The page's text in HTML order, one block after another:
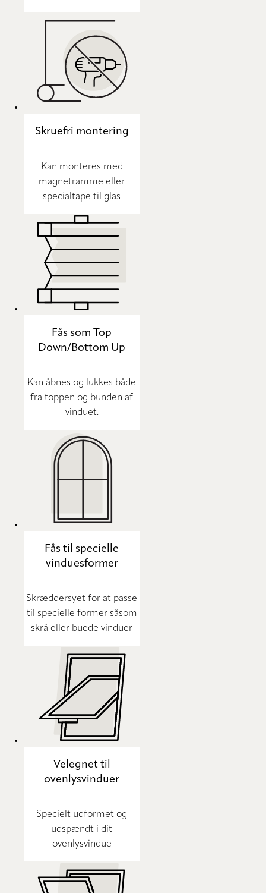
Skruefri montering
Kan monteres med
magnetramme eller
specialtape til glas
Fås som Top
Down/Bottom Up
Kan åbnes og lukkes både
fra toppen og bunden af
vinduet.
Fås til specielle
vinduesformer
Skræddersyet for at passe
til specielle former såsom
skrå eller buede vinduer
Velegnet til
ovenlysvinduer
Specielt udformet og
udspændt i dit
ovenlysvindue